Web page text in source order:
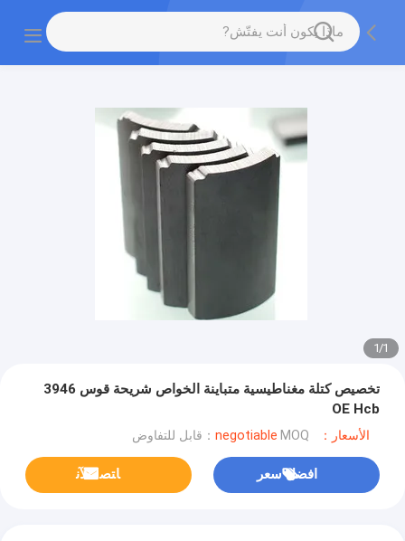
1
/
1
تخصيص كتلة مغناطيسية متباينة الخواص شريحة قوس 3946
OE Hcb
الأسعار：negotiable MOQ：قابل للتفاوض
افضل سعر ﺎﺘﺼﻟ ﺍﻶﻧ